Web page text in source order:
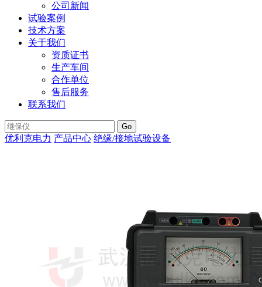
公司新闻
试验案例
技术方案
关于我们
资质证书
生产车间
合作单位
售后服务
联系我们
Go
优利克电力 产品中心 绝缘/接地试验设备